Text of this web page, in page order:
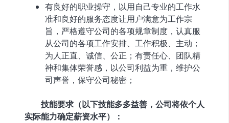
有良好的职业操守，以用自己专业的工作水
准和良好的服务态度让用户满意为工作宗​
旨，严格遵守公司的各项规章制度，认真服
从公司的各项工作安排、工作积极、主动；
为人正直、诚信、公正；有责任心、团队精
神和集体荣誉感，以公司利益为重，维护公​
司声誉，保守公司秘密；
技能要求（以下技能多多益善，公司将依个人
实际能力确定薪资水平）：